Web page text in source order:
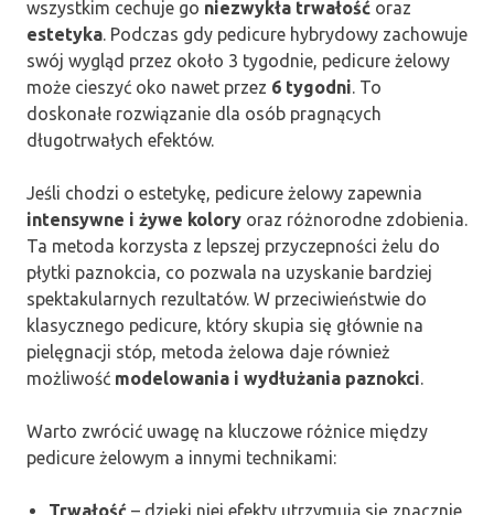
wszystkim cechuje go niezwykła trwałość oraz
estetyka. Podczas gdy pedicure hybrydowy zachowuje
swój wygląd przez około 3 tygodnie, pedicure żelowy
może cieszyć oko nawet przez 6 tygodni. To
doskonałe rozwiązanie dla osób pragnących
długotrwałych efektów.
Jeśli chodzi o estetykę, pedicure żelowy zapewnia
intensywne i żywe kolory oraz różnorodne zdobienia.
Ta metoda korzysta z lepszej przyczepności żelu do
płytki paznokcia, co pozwala na uzyskanie bardziej
spektakularnych rezultatów. W przeciwieństwie do
klasycznego pedicure, który skupia się głównie na
pielęgnacji stóp, metoda żelowa daje również
możliwość modelowania i wydłużania paznokci.
Warto zwrócić uwagę na kluczowe różnice między
pedicure żelowym a innymi technikami:
Trwałość – dzięki niej efekty utrzymują się znacznie